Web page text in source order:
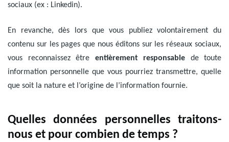
sociaux (ex : Linkedin).
En revanche, dès lors que vous publiez volontairement du
contenu sur les pages que nous éditons sur les réseaux sociaux,
vous reconnaissez être entièrement responsable de toute
information personnelle que vous pourriez transmettre, quelle
que soit la nature et l’origine de l’information fournie.
Quelles données personnelles traitons-
nous et pour combien de temps ?